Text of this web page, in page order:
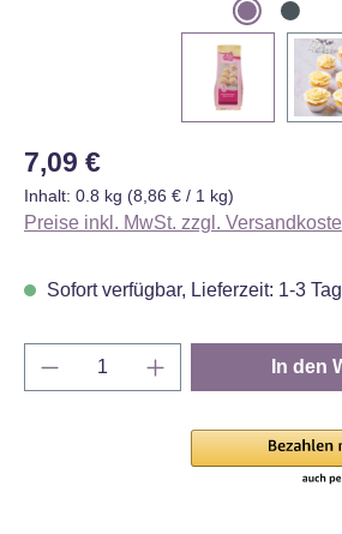
Regulärer Preis:
7,09 €
Inhalt: 0.8 kg (8,86 € / 1 kg)
Preise inkl. MwSt. zzgl.
Sofort verfügbar, Lieferzeit: 1-3
Produkt Anzahl: Gib den
In den